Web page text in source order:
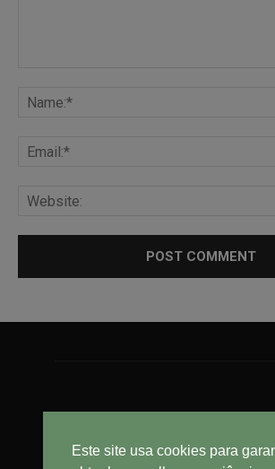
Este site usa cookies para